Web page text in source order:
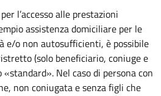
per l’accesso alle prestazioni
assistenza domiciliare per le
e/o non autosufficienti, è possibile
(solo beneficiario, coniuge e
Nel caso di persona con
non coniugata e senza figli che